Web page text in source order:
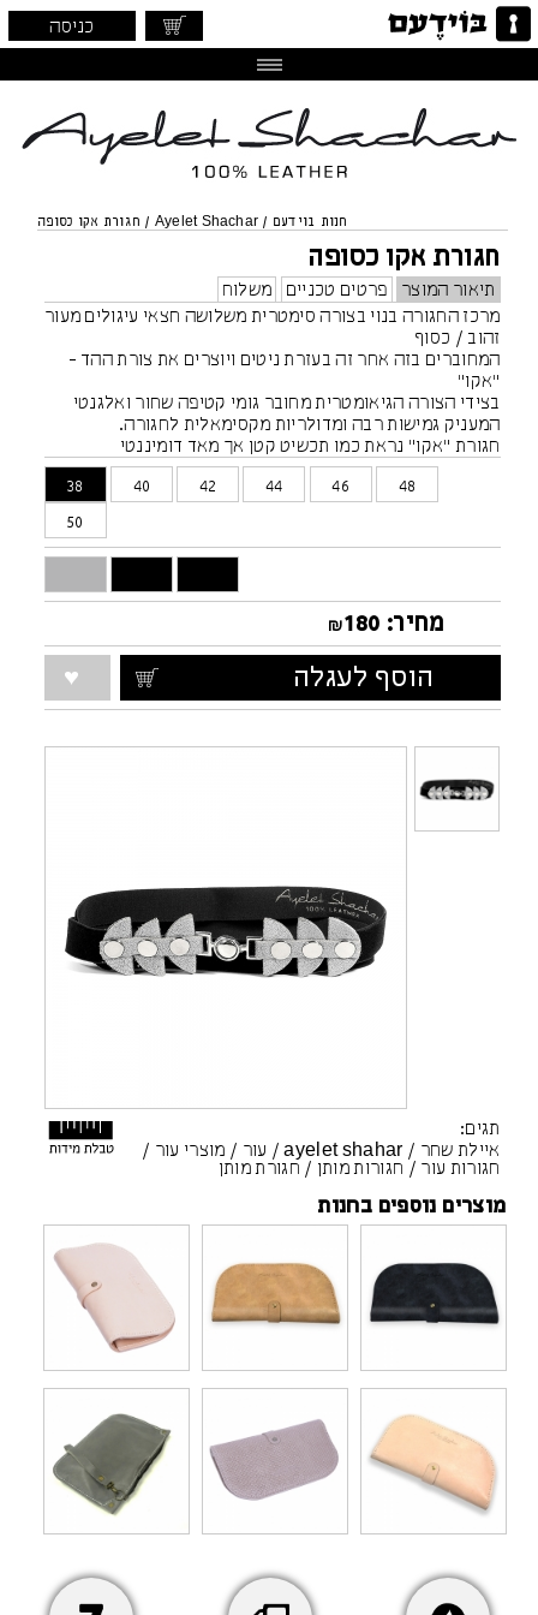
כניסה
חנות בוידעם /
Ayelet Shachar
/ חגורת אקו כסופה
חגורת אקו כסופה
תיאור המוצר פרטים טכניים
משלוח
מרכז החגורה בנוי בצורה סימטרית משלושה חצאי עיגולים מעור
זהוב / כסוף
המחוברים בזה אחר זה בעזרת ניטים ויוצרים את צורת ההד -
"אקו"
בצידי הצורה הגיאומטרית מחובר גומי קטיפה שחור ואלגנטי
המעניק גמישות רבה ומדולריות מקסימאלית לחגורה.
חגורת "אקו" נראת כמו תכשיט קטן אך מאד דומיננטי
יכולה להשתלב על מכנס שמלה או חצאית - במותן גבוהה
38 40 42 44 46 48
50
מחיר: ₪180
הוסף לעגלה
תגים:
איילת שחר /
ayelet shahar
/ עור / מוצרי עור /
חגורות עור / חגורות מותן / חגורת מותן
מוצרים נוספים בחנות